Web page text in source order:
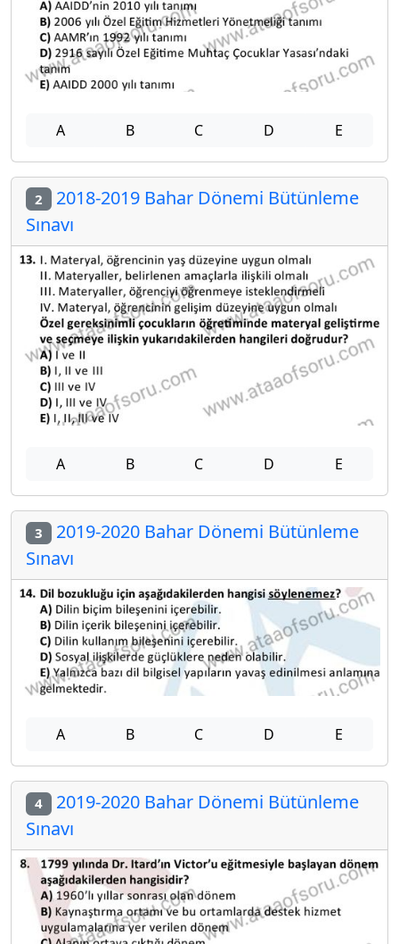
A B C D E
2 2018-2019 Bahar Dönemi Bütünleme
Sınavı
A B C D E
3 2019-2020 Bahar Dönemi Bütünleme
Sınavı
A B C D E
4 2019-2020 Bahar Dönemi Bütünleme
Sınavı